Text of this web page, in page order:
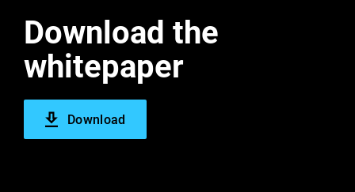
Download the
whitepaper
Download